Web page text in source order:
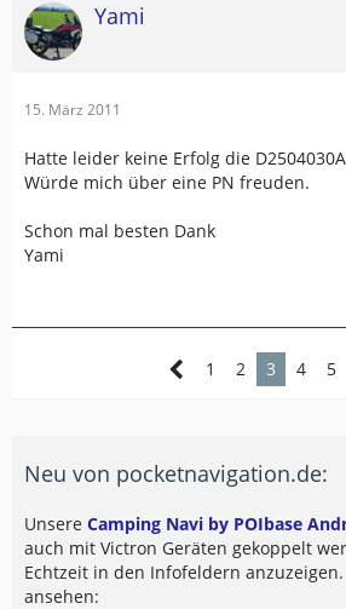
Yami
15. März 2011
Hatte leider keine Erfolg die
Würde mich über eine PN freuden.
Schon mal besten Dank
Yami
1 2 3 4 5
Neu von pocketnavigation.de:
Unsere Camping Navi by POIbase
auch mit Victron Geräten gekoppelt
Echtzeit in den Infofeldern
ansehen: